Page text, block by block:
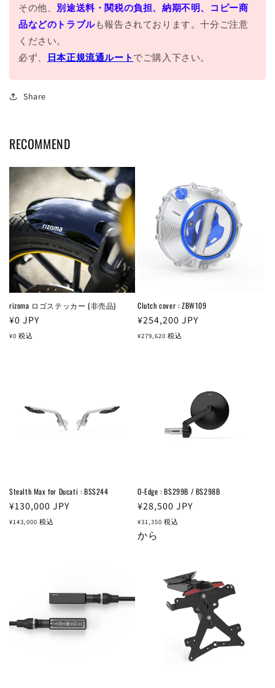
その他、 別途送料・関税の負担、納期不明、コピー商
品などのトラブルも報告されております。十分ご注意
ください。
必ず、
日本正規流通ルート でご購入下さい。
Share
RECOMMEND
rizoma ロゴステッカー (非売品)
通
常
¥0 JPY
¥0 税込
Clutch cover : ZBW109
通
常
¥254,200 JPY
¥279,620 税込
Stealth Max for Ducati : BSS244
通
常
¥130,000 JPY
¥143,000 税込
O-Edge : BS299B / BS298B
通
常
価
¥28,500 JPY
¥31,350 税込
から